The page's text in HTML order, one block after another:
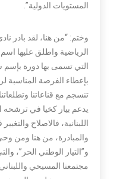
المستويات الدولية”.
وختم: “من هنا، لقد بادر
الرياضية واطلق عليها
التي تسمى بها دورة بإسم
بإعطاء الفرصة المناسبة
تنسجم مع قناعاتنا
يدعم بيار كخيا في ترشحه
اللبنانية، فالاصلاح
والمبادرة، من هنا ومن وحي
و”التيار الوطني الحر”،
مجتمعنا المسيحي